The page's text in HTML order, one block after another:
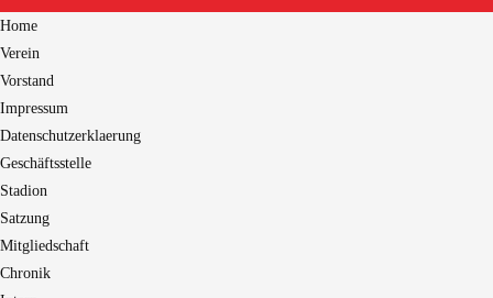
Home
Verein
Vorstand
Impressum
Datenschutzerklaerung
Geschäftsstelle
Stadion
Satzung
Mitgliedschaft
Chronik